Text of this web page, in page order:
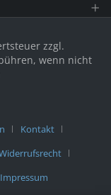
zzgl.
wenn nicht
Kontakt
Impressum